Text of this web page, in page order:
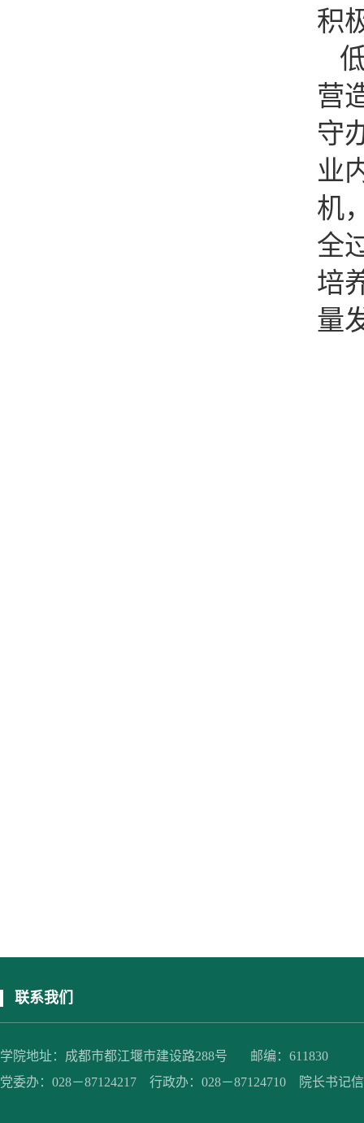
积
营
守
业
机
全
培
量
联系我们
学院地址：成都市都江堰市建设路288号 邮编：611830
党委办：028－87124217 行政办：028－87124710 院长书记信